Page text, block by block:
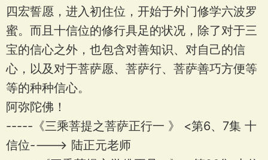
四宏誓愿，进入初住位，开始于外门修学六波罗
蜜。而且十信位的修行具足的状况，除了对于三
宝的信心之外，也包含对善知识、对自己的信
心，以及对于菩萨愿、菩萨行、菩萨善巧方便等
等的种种信心。
阿弥陀佛！
-----《三乘菩提之菩萨正行一 》 <第6、7集 十
信位----> 陆正元老师